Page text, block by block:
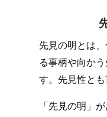
先見の明とは
る事柄や向か
す。先見性とも
「先見の明」